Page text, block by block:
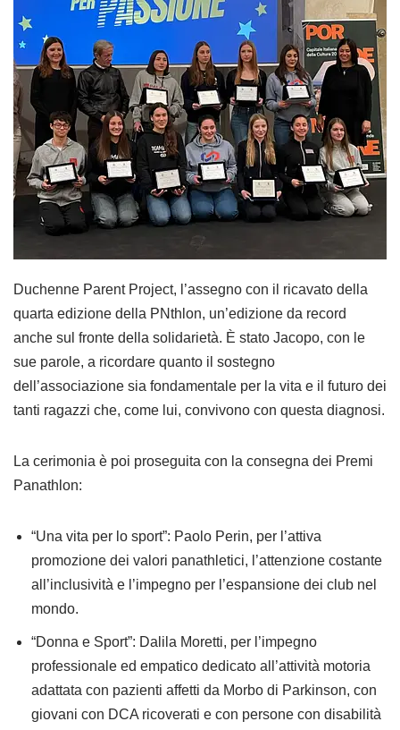
Duchenne Parent Project, l’assegno con il ricavato della
quarta edizione della PNthlon, un’edizione da record
anche sul fronte della solidarietà. È stato Jacopo, con le
sue parole, a ricordare quanto il sostegno
dell’associazione sia fondamentale per la vita e il futuro dei
tanti ragazzi che, come lui, convivono con questa diagnosi.
La cerimonia è poi proseguita con la consegna dei Premi
Panathlon:
“Una vita per lo sport”: Paolo Perin, per l’attiva
promozione dei valori panathletici, l’attenzione costante
all’inclusività e l’impegno per l’espansione dei club nel
mondo.
“Donna e Sport”: Dalila Moretti, per l’impegno
professionale ed empatico dedicato all’attività motoria
adattata con pazienti affetti da Morbo di Parkinson, con
giovani con DCA ricoverati e con persone con disabilità